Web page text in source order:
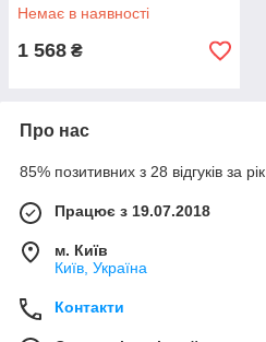
Немає в наявності
1 568 ₴
Про нас
85% позитивних з 28 відгуків за рік
Працює з 19.07.2018
м. Київ
Київ, Україна
Контакти